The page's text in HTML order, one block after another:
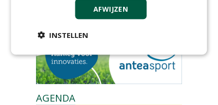
Plaats een gratis advertentie
AGENDA
AFWIJZEN
INSTELLEN